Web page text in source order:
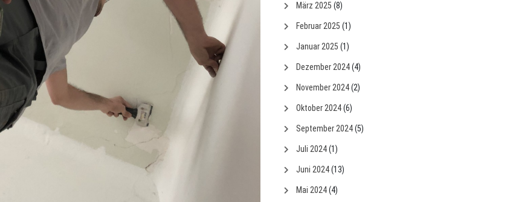
März 2025 (8)
Februar 2025 (1)
Januar 2025 (1)
Dezember 2024(4)
November 2024(2)
Oktober 2024(6)
September 2024(5)
Juli 2024(1)
Juni 2024(13)
Mai 2024(4)